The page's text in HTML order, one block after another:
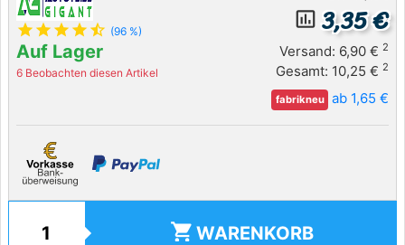
star star star star star_half (96 %)
Auf Lager
6 Beobachten diesen Artikel
insert_chart_outlined 3,35 €
Versand: 6,90 € 2
Gesamt: 10,25 € 2
fabrikneu ab 1,65 €
shopping_cart WARENKORB